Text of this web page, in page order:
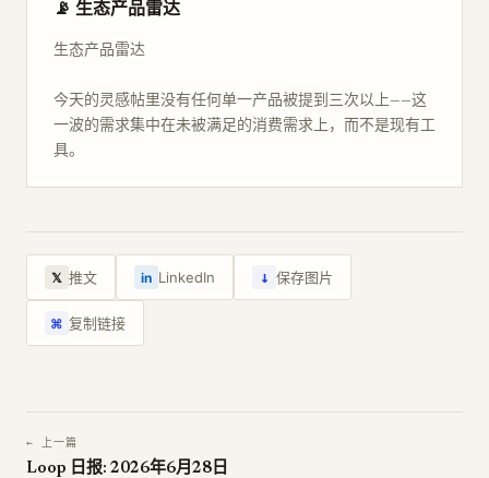
📡 生态产品雷达
生态产品雷达
今天的灵感帖里没有任何单一产品被提到三次以上——这
一波的需求集中在未被满足的消费需求上，而不是现有工
具。
𝕏 推文 in LinkedIn ↓ 保存图片
⌘ 复制链接
← 上一篇
Loop 日报: 2026年6月28日